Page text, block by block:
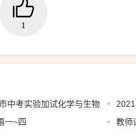
1
中考实验加试化学与生物
考
试试题
一~四 教师